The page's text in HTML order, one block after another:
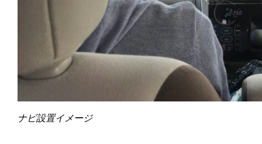
ナビ設置イメージ